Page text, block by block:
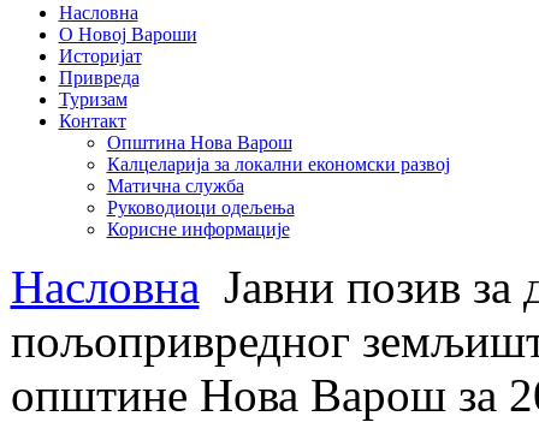
Насловна
О Новој Вароши
Историјат
Привреда
Туризам
Контакт
Општина Нова Варош
Калцеларија за локални економски развој
Матична служба
Руководиоци одељења
Корисне информације
Насловна Јавни позив за
пољопривредног
општине Нова Варош за